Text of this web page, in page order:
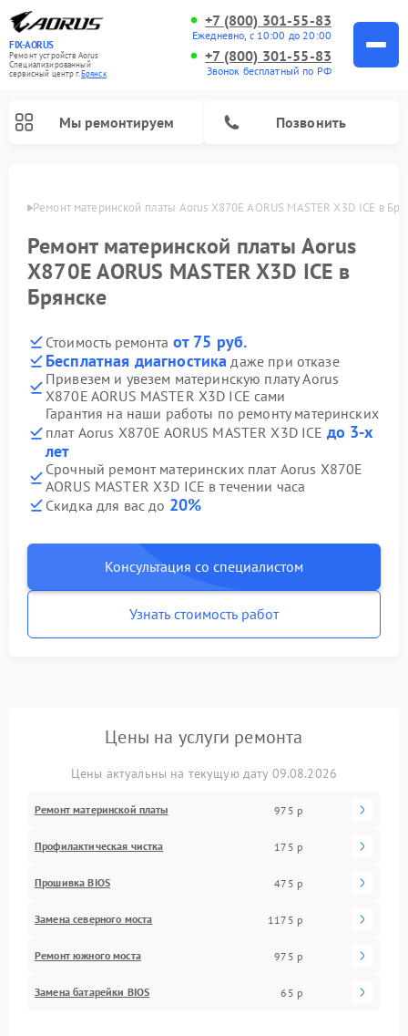
FIX-AORUS
Ремонт устройств Aorus
Специализированный
cервисный центр г.Брянск
+7 (800) 301-55-83
Ежедневно, с 10:00 до 20:00
+7 (800) 301-55-83
Звонок бесплатный по РФ
Мы ремонтируем Позвонить
Ремонт материнской платы Aorus X870E AORUS MASTER X3D ICE в
Ремонт материнской платы Aorus
X870E AORUS MASTER X3D ICE в
Брянске
Стоимость ремонта от 75 руб.
Бесплатная диагностика даже при отказе
Привезем и увезем материнскую плату Aorus
X870E AORUS MASTER X3D ICE сами
Гарантия на наши работы по ремонту материнских
плат Aorus X870E AORUS MASTER X3D ICE до 3-х
лет
Срочный ремонт материнских плат Aorus X870E
AORUS MASTER X3D ICE в течении часа
Скидка для вас до 20%
Консультация со специалистом
Узнать стоимость работ
Цены на услуги ремонта
Цены актуальны на текущую дату 09.08.2026
Ремонт материнской платы 975 р
Профилактическая чистка 175 р
Прошивка BIOS 475 р
Замена северного моста 1175 р
Ремонт южного моста 975 р
Замена батарейки BIOS 65 р